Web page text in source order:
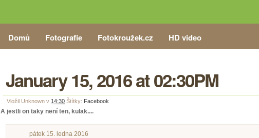
Domů Fotografie Fotokroužek.cz HD video
January 15, 2016 at 02:30PM
Vložil Unknown v 14:30 Štítky: Facebook
A jestli on taky není ten, kulak....
pátek 15. ledna 2016